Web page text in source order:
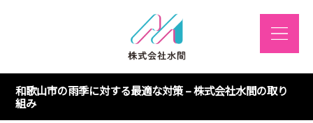
和歌山市の雨季に対する最適な対策 – 株式会社水間の取り
組み